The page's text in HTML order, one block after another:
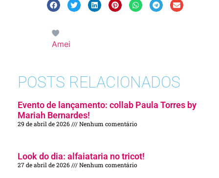
Amei
POSTS RELACIONADOS
Evento de lançamento: collab Paula Torres by
Mariah Bernardes!
29 de abril de 2026 Nenhum comentário
Look do dia: alfaiataria no tricot!
27 de abril de 2026 Nenhum comentário